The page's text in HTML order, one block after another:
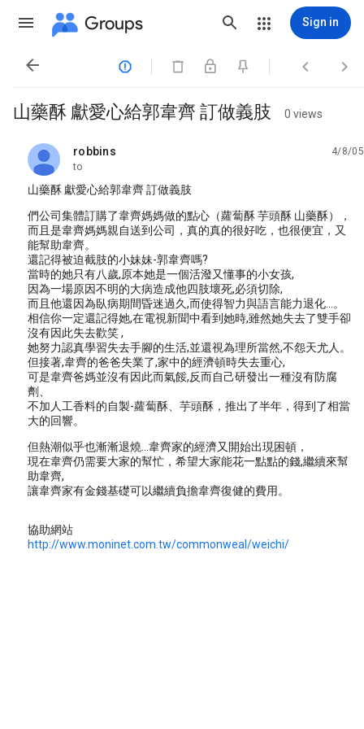
Groups Sign in
   
山藥酥 獻愛心給郭韋齊 訂做義肢 0 views
robbins
unread,
4/8/05
to
山藥酥 獻愛心給郭韋齊 訂做義肢
們公司集體訂購了韋齊媽媽做的點心（蘿蔔酥 芋頭酥 山藥酥），
而且是韋齊媽媽親自送到公司，真的真的很好吃，也很便宜，又
能幫助韋齊。
還記得被迫截肢的小妹妹-郭韋齊嗎?
當時的她只有八歲,原本她是一個活潑又懂事的小女孩,
因為一場原因不明的大病造成他四肢壞死,必須切除,
而且他還因為臥病期間昏迷過久,而使得智力與語言能力退化...。
相信你一定還記得她,在電視新聞中看到她時,雖然她失去了雙手卻
沒有因此失去歡笑 ,
她努力認真學習失去手腳的生活,並還視為理所當然,不怨天尤人。
但接著,韋齊的爸爸失業了,家中的經濟頓時失去重心,
可是韋齊爸媽並沒有因此而氣餒,反而自己研發出一種沒有防腐
劑、
不加人工香料的自製-蘿蔔酥、芋頭酥，推出了半年，得到了相當
大的回響。
但熱潮似乎也漸漸退燒...韋齊家的經濟又開始出現困頓，
現在韋齊仍需要大家的幫忙，希望大家能花一點點的錢,繼續來幫
助韋齊,
讓韋齊家有金錢基礎可以繼續負擔韋齊復健的費用。
協助網站
http://www.moninet.com.tw/commonweal/weichi/